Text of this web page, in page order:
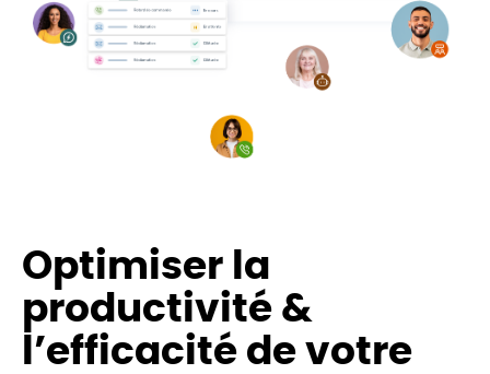
Optimiser la
productivité &
l’efficacité de votre